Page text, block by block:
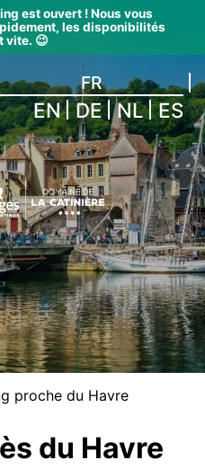
est ouvert ! Nous vous
les disponibilités
vite. 😉
FR
EN DE NL ES
proche du Havre
du Havre